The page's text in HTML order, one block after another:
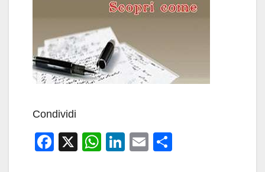
Condividi
F
X
W
Li
E